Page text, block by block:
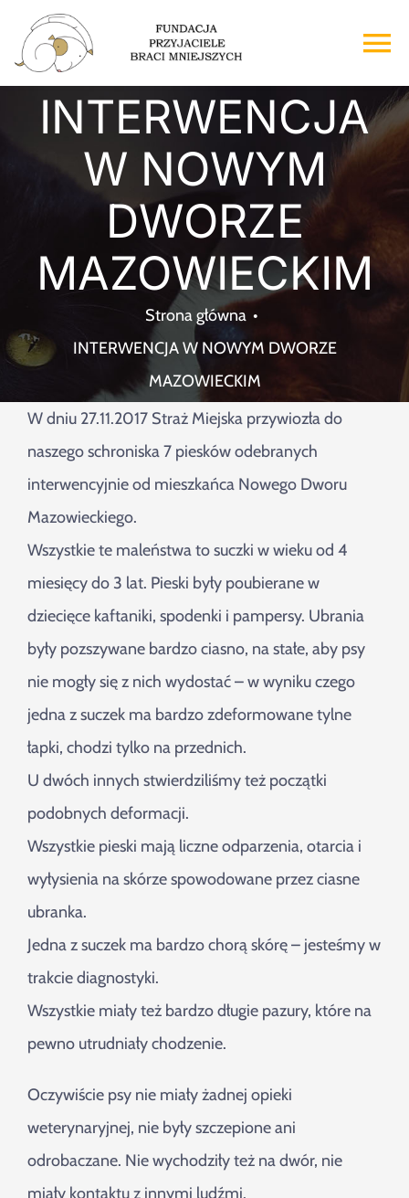
Przejdź
zawartości
Strona główna
Wsparcie
Kontakt
Szukaj
INTERWENCJA
W NOWYM
DWORZE
MAZOWIECKIM
Strona główna
INTERWENCJA W NOWYM DWORZE
MAZOWIECKIM
W dniu 27.11.2017 Straż Miejska przywiozła do
naszego schroniska 7 piesków odebranych
interwencyjnie od mieszkańca Nowego Dworu
Mazowieckiego.
Wszystkie te maleństwa to suczki w wieku od 4
miesięcy do 3 lat. Pieski były poubierane w
dziecięce kaftaniki, spodenki i pampersy. Ubrania
były pozszywane bardzo ciasno, na stałe, aby psy
nie mogły się z nich wydostać – w wyniku czego
jedna z suczek ma bardzo zdeformowane tylne
łapki, chodzi tylko na przednich.
U dwóch innych stwierdziliśmy też początki
podobnych deformacji.
Wszystkie pieski mają liczne odparzenia, otarcia i
wyłysienia na skórze spowodowane przez ciasne
ubranka.
Jedna z suczek ma bardzo chorą skórę – jesteśmy w
trakcie diagnostyki.
Wszystkie miały też bardzo długie pazury, które na
pewno utrudniały chodzenie.
Oczywiście psy nie miały żadnej opieki
weterynaryjnej, nie były szczepione ani
odrobaczane. Nie wychodziły też na dwór, nie
miały kontaktu z innymi ludźmi.